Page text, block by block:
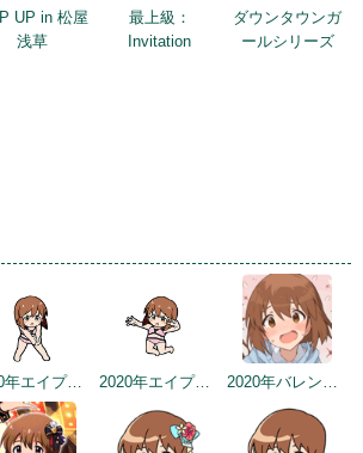
UP in 松屋
浅草
最上級：
Invitation
ダウンタウンガ
ールシリーズ
プリルフールネタ 2020年エイプリルフールネタ 2020年バレンタインデー